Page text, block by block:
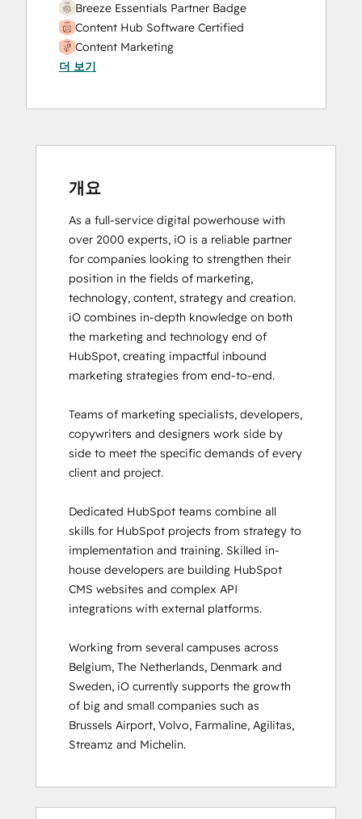
Breeze Essentials Partner Badge
Content Hub Software Certified
Content Marketing
CRM Data Migration Certification
Digital Advertising
Email Marketing Certification
Frictionless Sales
HubSpot Architecture I: Data Models and
APIs
HubSpot Architecture II: Content and
Messaging Tools
HubSpot CMS for Developers II
HubSpot Content Hub Software
HubSpot Email Marketing Software
Certification
HubSpot Implementation for Partners
Certification
HubSpot Marketing Software
HubSpot Reporting
HubSpot Sales Hub Software
HubSpot Solutions Partner
HubSpot Trainer Certification
Inbound
Inbound Marketing
Inbound Marketing Optimization
Inbound Sales
Marketing Hub Demo
Objectives-Based Onboarding
Platform Consulting
Revenue Operations
Sales Enablement
Sales Management Training: Strategies
Sales Team
Salesforce Integration Certification
더 보기
개요
As a full-service digital powerhouse with
over 2000 experts, iO is a reliable partner
for companies looking to strengthen their
position in the fields of marketing,
technology, content, strategy and creation.
iO combines in-depth knowledge on both
the marketing and technology end of
HubSpot, creating impactful inbound
marketing strategies from end-to-end.
Teams of marketing specialists, developers,
copywriters and designers work side by
side to meet the specific demands of every
client and project.
Dedicated HubSpot teams combine all
skills for HubSpot projects from strategy to
implementation and training. Skilled in-
house developers are building HubSpot
CMS websites and complex API
integrations with external platforms.
Working from several campuses across
Belgium, The Netherlands, Denmark and
Sweden, iO currently supports the growth
of big and small companies such as
Brussels Airport, Volvo, Farmaline, Agilitas,
Streamz and Michelin.